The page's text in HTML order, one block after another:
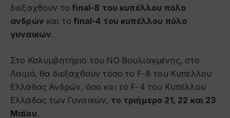
διεξαχθούν τοfinal-8 του κυπέλλου πόλο
ανδρών και τοfinal-4 του κυπέλλου πόλο
γυναικών.
Στο Κολυμβητήριο του ΝΟ Βουλιαγμένης, στο
Λαιμό, θα διεξαχθούν τόσο το F-8 του Κυπέλλου
Ελλάδας Ανδρών, όσο και το F-4 του Κυπέλλου
Ελλάδας των Γυναικών, το τριήμερο 21, 22 και 23
Μαϊου.